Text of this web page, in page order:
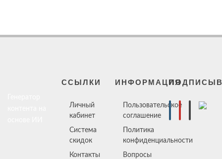
ССЫЛКИ
Личный
кабинет
Система
скидок
Контакты
ИНФОРМАЦИЯ
Пользовательское
соглашение
Политика
конфиденциальности
Вопросы